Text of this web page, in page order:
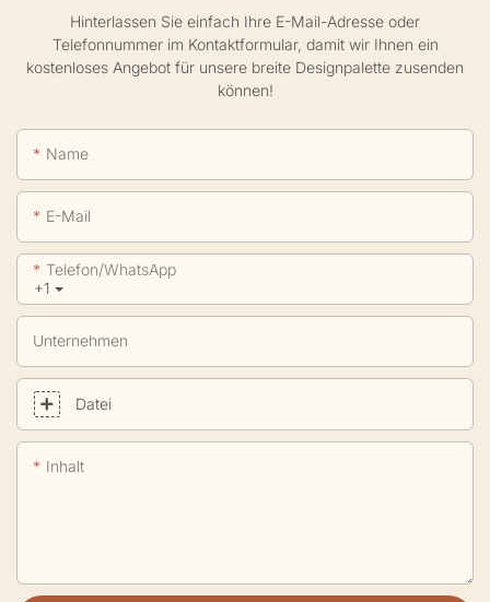
Hinterlassen Sie einfach Ihre E-Mail-Adresse oder
Telefonnummer im Kontaktformular, damit wir Ihnen ein
kostenloses Angebot für unsere breite Designpalette zusenden
können!
Name
E-Mail
+1
Telefon/WhatsApp
Unternehmen
Datei
Inhalt